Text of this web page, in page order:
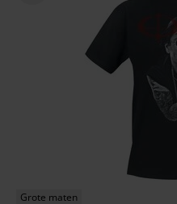
Grote maten